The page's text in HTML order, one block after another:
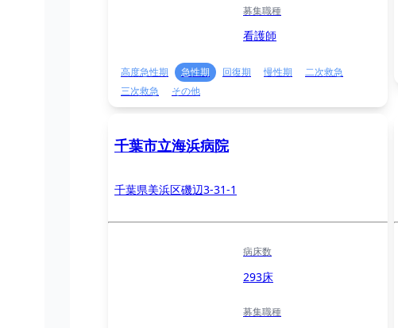
募集職種
看護師
高度急性期 急性期 回復期 慢性期
二次救急
三次救急
その他
千葉市立海浜病院
千葉県美浜区磯辺3-31-1
病床数
293床
募集職種